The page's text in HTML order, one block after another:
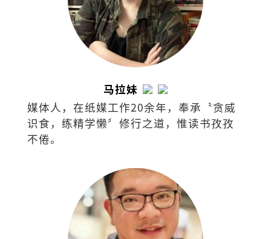
马拉妹
媒体人，在纸媒工作20余年，奉承〝贪威
识食，练精学懒〞修行之道，惟读书孜孜
不倦。